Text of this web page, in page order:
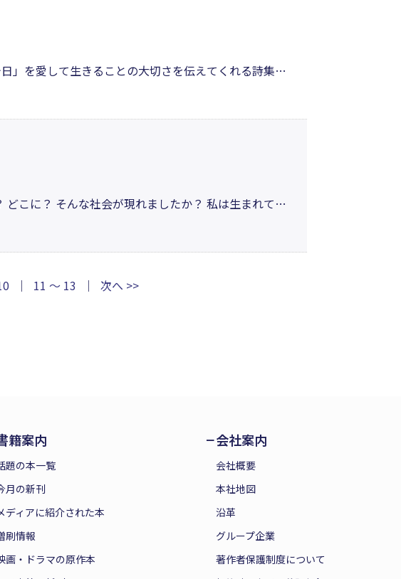
」を愛して生きることの大切さを伝えてくれる詩集。
耳を澄ませると、悲しみや苦しみさえ、やがて命を
こに？ そんな社会が現れましたか？ 私は生まれてか
社会に、私はモノ申したい。どんな逆風が吹こうと
｜ 11 ～ 13 ｜ 次へ >>
籍案内
題の本一覧
月の新刊
ディアに紹介された本
刷情報
画・ドラマの原作本
会社案内
会社概要
本社地図
沿革
グループ企業
著作者保護制度について